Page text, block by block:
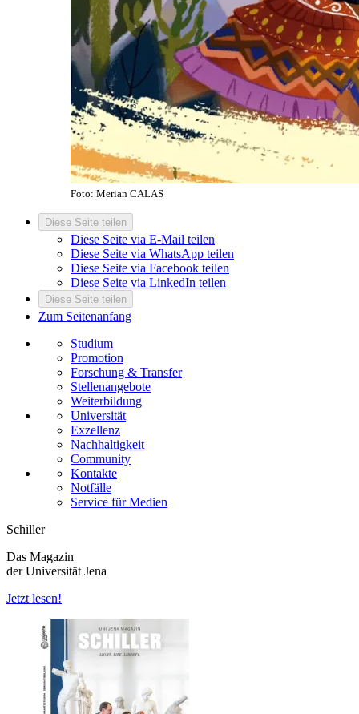
Foto: Merian CALAS
Diese Seite teilen
Diese Seite via E-Mail teilen
Diese Seite via WhatsApp teilen
Diese Seite via Facebook teilen
Diese Seite via LinkedIn teilen
Diese Seite teilen
Zum Seitenanfang
Studium
Promotion
Forschung & Transfer
Stellenangebote
Weiterbildung
Universität
Exzellenz
Nachhaltigkeit
Community
Kontakte
Notfälle
Service für Medien
Schiller
Das Magazin
der Universität Jena
Jetzt lesen!